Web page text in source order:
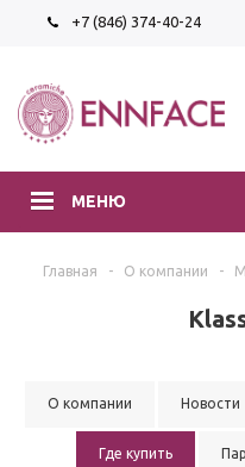
+7 (846) 374-40-24
МЕНЮ
Главная - О компании -
О компании Новости
Где купить